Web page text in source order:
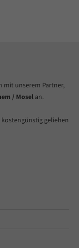
mit unserem Partner,
/ Moselan.
geliehen